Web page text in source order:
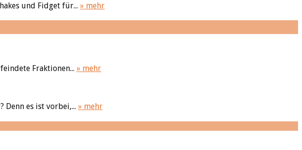
und Fidget für... » mehr
Fraktionen... » mehr
Denn es ist vorbei,... » mehr